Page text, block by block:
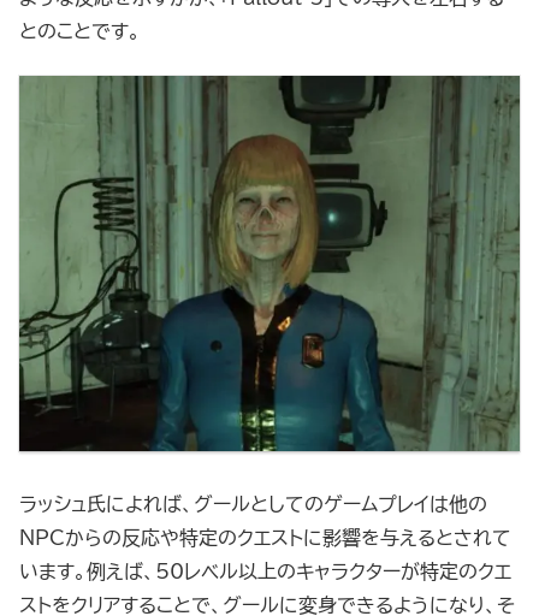
とのことです。
ラッシュ氏によれば、グールとしてのゲームプレイは他の
NPCからの反応や特定のクエストに影響を与えるとされて
います。例えば、50レベル以上のキャラクターが特定のクエ
ストをクリアすることで、グールに変身できるようになり、そ